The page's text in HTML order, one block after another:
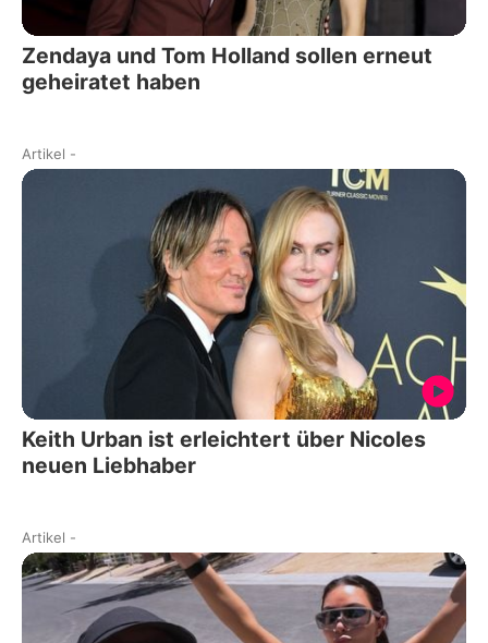
Zendaya und Tom Holland sollen erneut
geheiratet haben
Artikel -
Keith Urban ist erleichtert über Nicoles
neuen Liebhaber
Artikel -